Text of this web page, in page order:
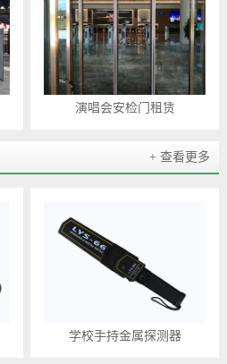
演唱会安检门租赁
+ 查看更多
学校手持金属探测器